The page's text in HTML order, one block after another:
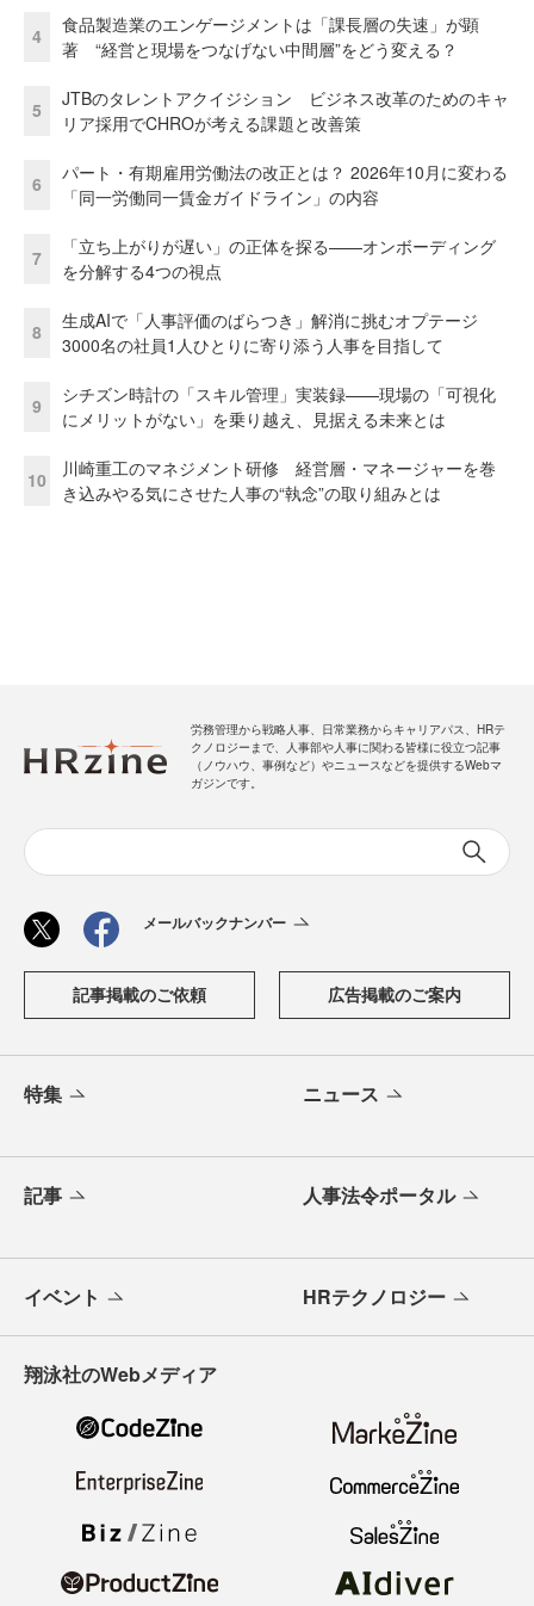
4
食品製造業のエンゲージメントは「課長層の失速」が顕
著 “経営と現場をつなげない中間層”をどう変える？
5
JTBのタレントアクイジション ビジネス改革のためのキャ
リア採用でCHROが考える課題と改善策
6
パート・有期雇用労働法の改正とは？ 2026年10月に変わる
「同一労働同一賃金ガイドライン」の内容
7
「立ち上がりが遅い」の正体を探る——オンボーディング
を分解する4つの視点
8
生成AIで「人事評価のばらつき」解消に挑むオプテージ
3000名の社員1人ひとりに寄り添う人事を目指して
9
シチズン時計の「スキル管理」実装録——現場の「可視化
にメリットがない」を乗り越え、見据える未来とは
10
川崎重工のマネジメント研修 経営層・マネージャーを巻
き込みやる気にさせた人事の“執念”の取り組みとは
労務管理から戦略人事、日常業務からキャリアパス、HRテ
クノロジーまで、人事部や人事に関わる皆様に役立つ記事
（ノウハウ、事例など）やニュースなどを提供するWebマ
ガジンです。
メールバックナンバー
記事掲載のご依頼 広告掲載のご案内
特集 ニュース
記事 人事法令ポータル
イベント HRテクノロジー
翔泳社のWebメディア